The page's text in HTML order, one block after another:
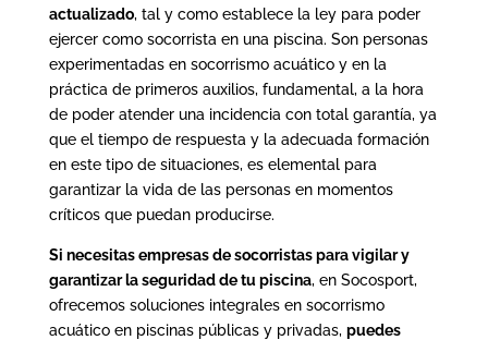
actualizado, tal y como establece la ley para poder
ejercer como socorrista en una piscina. Son personas
experimentadas en socorrismo acuático y en la
práctica de primeros auxilios, fundamental, a la hora
de poder atender una incidencia con total garantía, ya
que el tiempo de respuesta y la adecuada formación
en este tipo de situaciones, es elemental para
garantizar la vida de las personas en momentos
críticos que puedan producirse.
Si necesitas empresas de socorristas para vigilar y
garantizar la seguridad de tu piscina, en Socosport,
ofrecemos soluciones integrales en socorrismo
acuático en piscinas públicas y privadas, puedes